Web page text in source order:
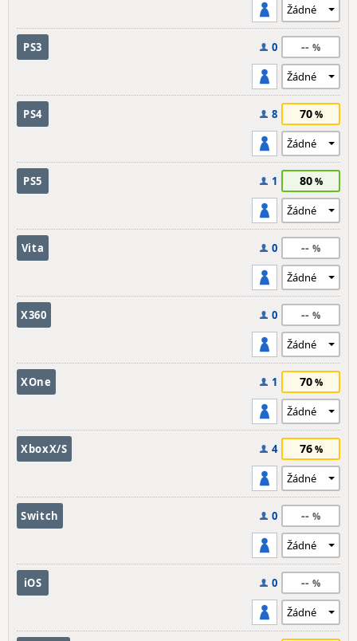
PS3 0 --
PS4 8 70
PS5 1 80
Vita 0 --
X360 0 --
XOne 1 70
XboxX/S 4 76
Switch 0 --
iOS 0 --